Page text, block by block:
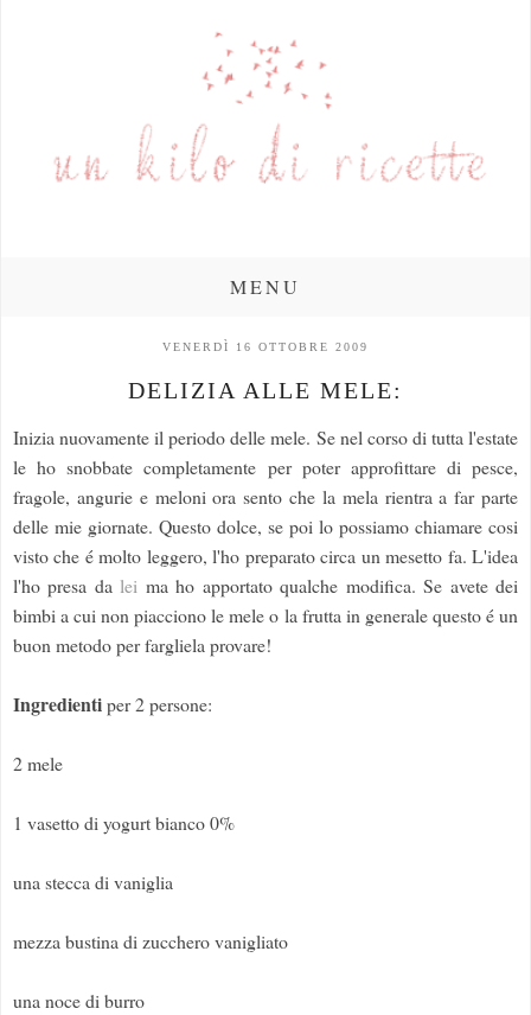
MENU
VENERDÌ 16 OTTOBRE 2009
DELIZIA ALLE MELE:
Inizia nuovamente il periodo delle mele. Se nel corso di tutta l'estate
le ho snobbate completamente per poter approfittare di pesce,
fragole, angurie e meloni ora sento che la mela rientra a far parte
delle mie giornate. Questo dolce, se poi lo possiamo chiamare cosi
visto che é molto leggero, l'ho preparato circa un mesetto fa. L'idea
l'ho presa da lei ma ho apportato qualche modifica. Se avete dei
bimbi a cui non piacciono le mele o la frutta in generale questo é un
buon metodo per fargliela provare!
Ingredientiper 2 persone:
2 mele
1 vasetto di yogurt bianco 0%
una stecca di vaniglia
mezza bustina di zucchero vanigliato
una noce di burro